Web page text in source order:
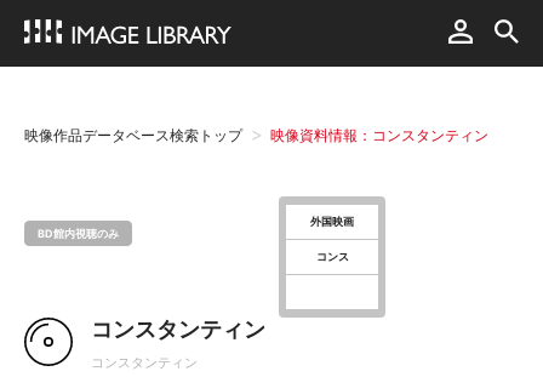
映像作品データベース検索トップ 映像資料情報：コンスタンティン
BD館内視聴のみ
外国映画
コンス
コンスタンティン
コンスタンティン